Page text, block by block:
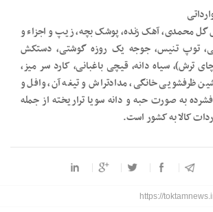
محمدی، آهک زنده، پوشک بچه، زیپ و اجزاء و
توپ تنیس، جوجه یک روزه گوشتی، دستکش
ترش)، سیاه دانه، قیچی باغبانی، کارد سر میز،
ظرفشویی خانگی، مدادتراش و تیغه آن، وافل و
به صورت حبه و دانه سویا تراریخته از جمله
کالا به کشور است.
https://